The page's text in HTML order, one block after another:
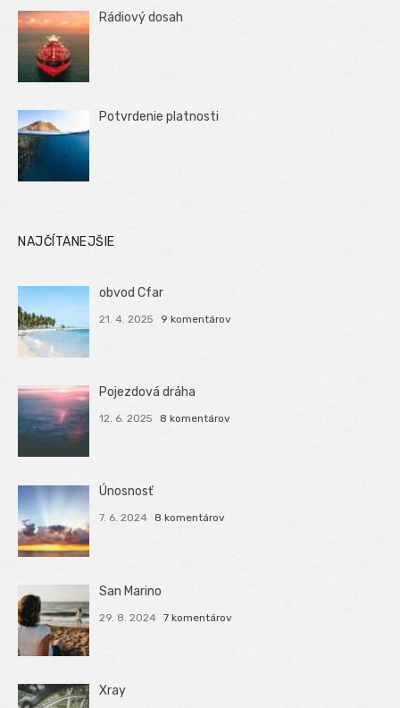
Rádiový dosah
Potvrdenie platnosti
NAJČÍTANEJŠIE
obvod Cfar
21. 4. 2025 9 komentárov
Pojezdová dráha
12. 6. 2025 8 komentárov
Únosnosť
7. 6. 2024 8 komentárov
San Marino
29. 8. 2024 7 komentárov
Xray